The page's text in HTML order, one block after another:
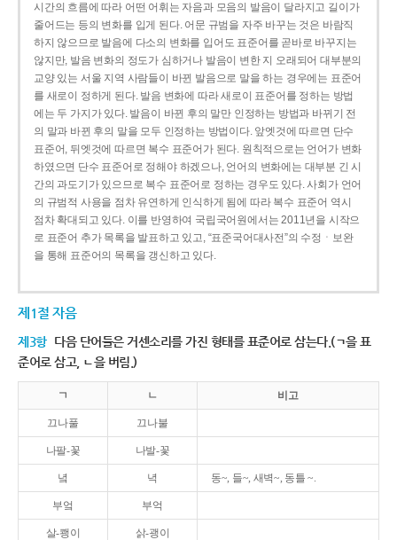
시간의 흐름에 따라 어떤 어휘는 자음과 모음의 발음이 달라지고 길이가
줄어드는 등의 변화를 입게 된다. 어문 규범을 자주 바꾸는 것은 바람직
하지 않으므로 발음에 다소의 변화를 입어도 표준어를 곧바로 바꾸지는
않지만, 발음 변화의 정도가 심하거나 발음이 변한 지 오래되어 대부분의
교양 있는 서울 지역 사람들이 바뀐 발음으로 말을 하는 경우에는 표준어
를 새로이 정하게 된다. 발음 변화에 따라 새로이 표준어를 정하는 방법
에는 두 가지가 있다. 발음이 바뀐 후의 말만 인정하는 방법과 바뀌기 전
의 말과 바뀐 후의 말을 모두 인정하는 방법이다. 앞엣것에 따르면 단수
표준어, 뒤엣것에 따르면 복수 표준어가 된다. 원칙적으로는 언어가 변화
하였으면 단수 표준어로 정해야 하겠으나, 언어의 변화에는 대부분 긴 시
간의 과도기가 있으므로 복수 표준어로 정하는 경우도 있다. 사회가 언어
의 규범적 사용을 점차 유연하게 인식하게 됨에 따라 복수 표준어 역시
점차 확대되고 있다. 이를 반영하여 국립국어원에서는 2011년을 시작으
로 표준어 추가 목록을 발표하고 있고, “표준국어대사전”의 수정ㆍ보완
을 통해 표준어의 목록을 갱신하고 있다.
제1절 자음
제3항 다음 단어들은 거센소리를 가진 형태를 표준어로 삼는다.(ㄱ을 표
준어로 삼고, ㄴ을 버림.)
ㄱ ㄴ 비고
끄나풀 끄나불
나팔-꽃 나발-꽃
녘 녁 동~, 들~, 새벽~, 동틀 ~.
부엌 부억
살-쾡이 삵-괭이